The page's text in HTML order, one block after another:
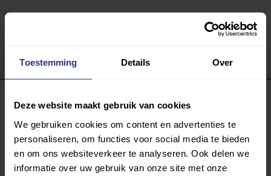
Toestemming Details Over
Deze website maakt gebruik van cookies
We gebruiken cookies om content en advertenties te
personaliseren, om functies voor social media te bieden
en om ons websiteverkeer te analyseren. Ook delen we
informatie over uw gebruik van onze site met onze
340 gemeenten